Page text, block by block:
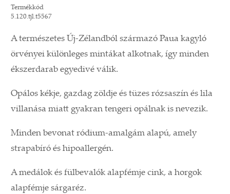
Termékkód
5.120.tjl.t5567
A természetes Új-Zélandból származó Paua kagyló
örvényei különleges mintákat alkotnak, így minden
ékszerdarab egyedivé válik.
Opálos kékje, gazdag zöldje és tüzes rózsaszín és lila
villanása miatt gyakran tengeri opálnak is nevezik.
Minden bevonat ródium-amalgám alapú, amely
strapabíró és hipoallergén.
A medálok és fülbevalók alapfémje cink, a horgok
alapfémje sárgaréz.